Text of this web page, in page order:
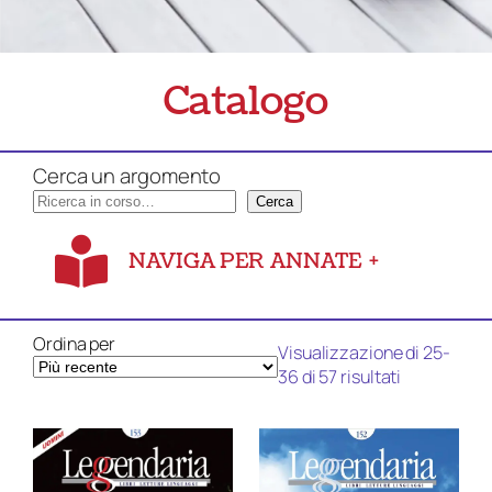
Catalogo
Cerca un argomento
Cerca
NAVIGA PER ANNATE +
Ordina per
Visualizzazione di 25-
36 di 57 risultati
base
al
più